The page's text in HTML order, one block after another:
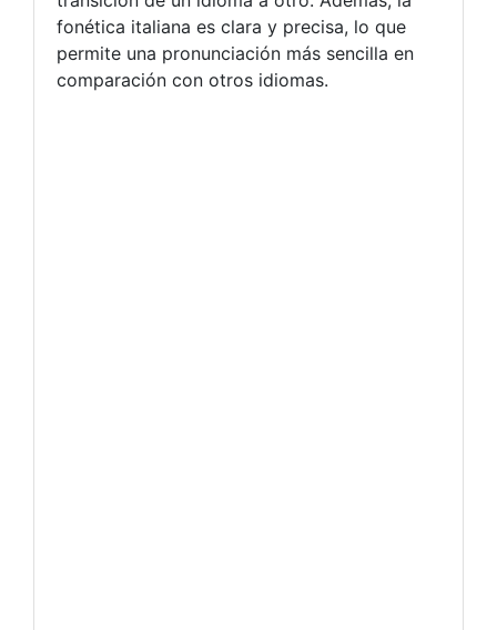
fonética italiana es clara y precisa, lo que
permite una pronunciación más sencilla en
comparación con otros idiomas.